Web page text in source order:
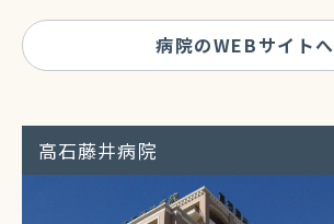
病院のWEBサイトへ
高石藤井病院